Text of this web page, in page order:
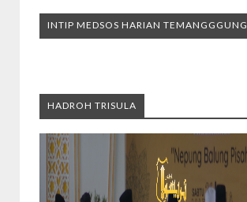
INTIP MEDSOS HARIAN TEMANGGGUNG
HADROH TRISULA